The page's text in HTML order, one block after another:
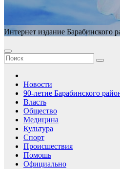
Интернет издание Барабинского
Новости
90-летие Барабинского
Власть
Общество
Медицина
Культура
Спорт
Происшествия
Помошь
Официально